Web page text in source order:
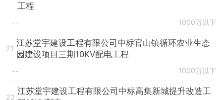
工程
-- 1000万以下
21
江苏堂宇建设工程有限公司中标官山镇循环农业生态
园建设项目三期10KV配电工程
-- 1000万以下
22
江苏堂宇建设工程有限公司中标高集新城提升改造工